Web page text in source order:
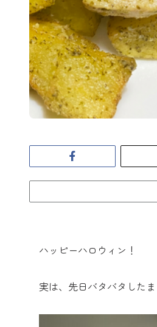
ハッピーハロウィン！
実は、先日バタバタした